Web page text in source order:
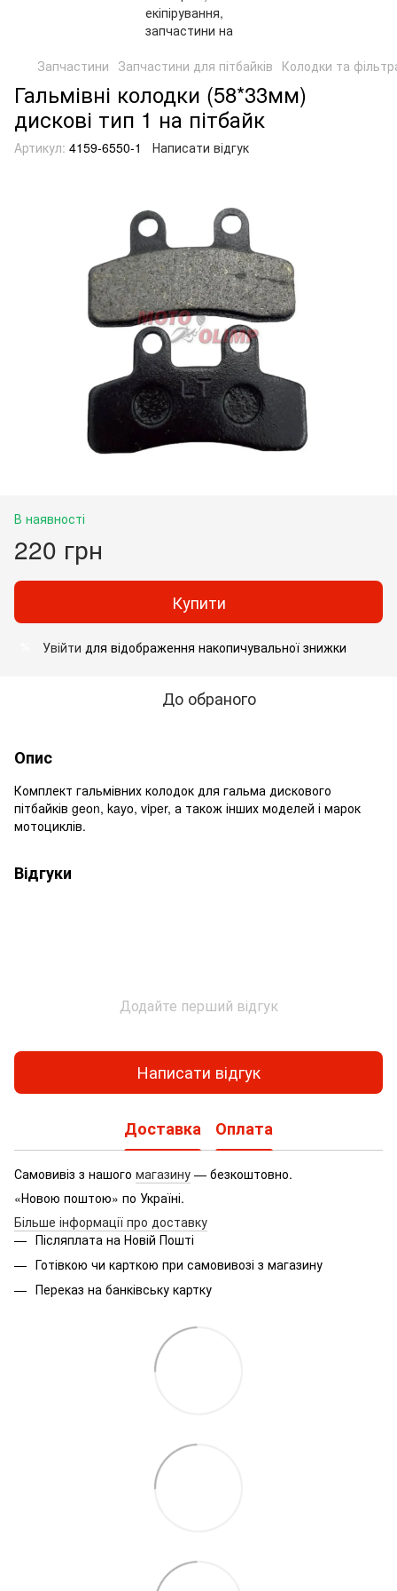
Запчастини Запчастини для пітбайків Колодки та
Гальмівні колодки (58*33мм)
дискові тип 1 на пітбайк
Артикул: 4159-6550-1 Написати відгук
В наявності
220 грн
Купити
Увійти для відображення накопичувальної знижки
До обраного
Опис
Комплект гальмівних колодок для гальма дискового
пітбайків geon, kayo, viper, а також інших моделей і марок
мотоциклів.
Відгуки
Додайте перший відгук
Написати відгук
Доставка Оплата
Самовивіз з нашого магазину — безкоштовно.
«Новою поштою» по Україні.
Більше інформації про доставку
Післяплата на Новій Пошті
Готівкою чи карткою при самовивозі з магазину
Переказ на банківську картку